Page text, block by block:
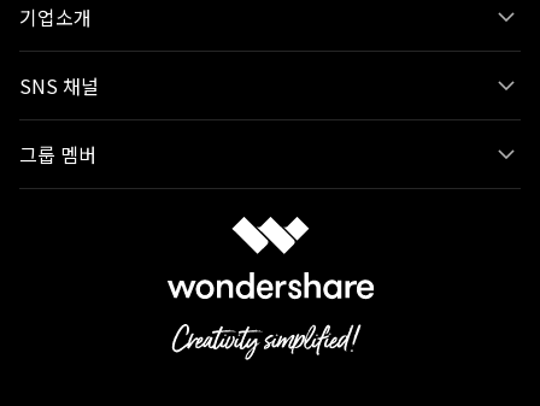
기업소개
SNS 채널
그룹 멤버